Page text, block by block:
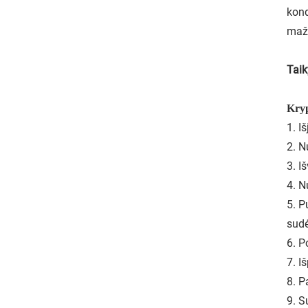
1.
2.
3.
4.
5.
6.
7.
8.
9.